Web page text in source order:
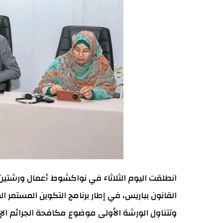
انطلقت اليوم الثلاثاء في نواكشوط أعمال
القانون بباريس، في إطار برنامج التكوين
وتتناول الورشة الأولى موضوع مكافحة الجرائم